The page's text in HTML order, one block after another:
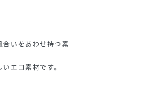
いをあわせ持つ素
エコ素材です。